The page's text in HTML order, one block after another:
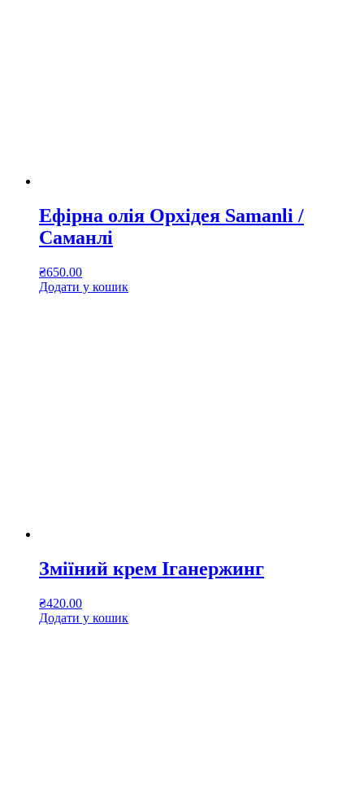
Ефірна олія Орхідея Samanli /
Саманлі
₴650.00
Додати у кошик
Зміїний крем Іганержинг
₴420.00
Додати у кошик